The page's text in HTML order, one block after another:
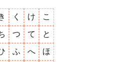
く け こ
つ て と
ふ へ ほ